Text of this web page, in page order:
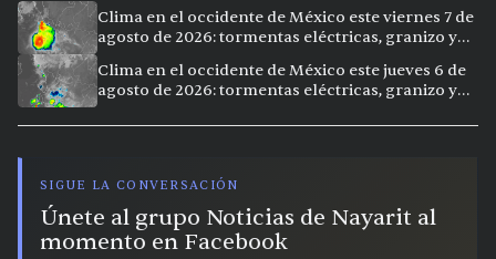
Clima en el occidente de México este viernes 7 de
agosto de 2026: tormentas eléctricas, granizo y
Clima en el occidente de México este jueves 6 de
agosto de 2026: tormentas eléctricas, granizo y
SIGUE LA CONVERSACIÓN
Únete al grupo Noticias de Nayarit al
momento en Facebook